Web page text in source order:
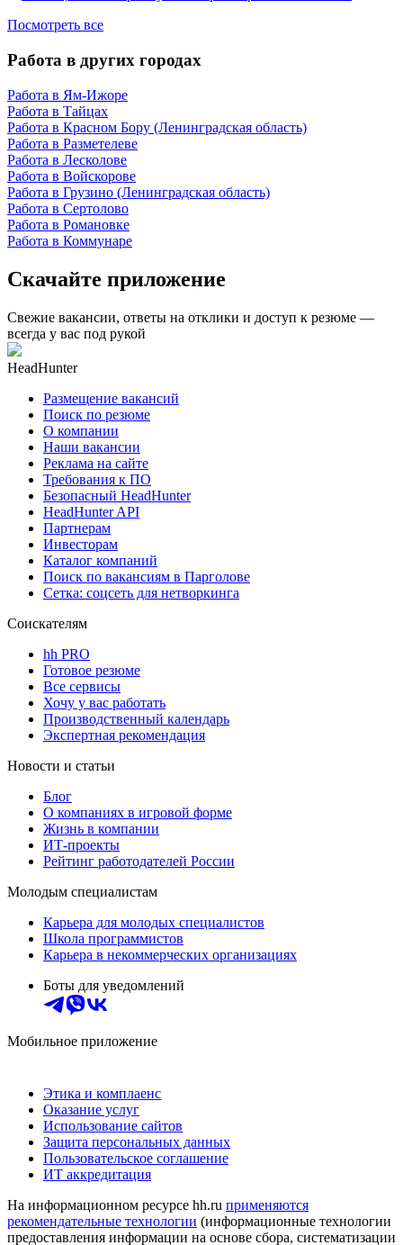
Посмотреть все
Работа в других городах
Работа в Ям-Ижоре
Работа в Тайцах
Работа в Красном Бору (Ленинградская область)
Работа в Разметелеве
Работа в Лесколове
Работа в Войскорове
Работа в Грузино (Ленинградская область)
Работа в Сертолово
Работа в Романовке
Работа в Коммунаре
Скачайте приложение
Свежие вакансии, ответы на отклики и доступ к резюме —
всегда у вас под рукой
HeadHunter
Размещение вакансий
Поиск по резюме
О компании
Наши вакансии
Реклама на сайте
Требования к ПО
Безопасный HeadHunter
HeadHunter API
Партнерам
Инвесторам
Каталог компаний
Поиск по вакансиям в Парголове
Сетка: соцсеть для нетворкинга
Соискателям
hh PRO
Готовое резюме
Все сервисы
Хочу у вас работать
Производственный календарь
Экспертная рекомендация
Новости и статьи
Блог
О компаниях в игровой форме
Жизнь в компании
ИТ-проекты
Рейтинг работодателей России
Молодым специалистам
Карьера для молодых специалистов
Школа программистов
Карьера в некоммерческих организациях
Боты для уведомлений
Мобильное приложение
Этика и комплаенс
Оказание услуг
Использование сайтов
Защита персональных данных
Пользовательское соглашение
ИТ аккредитация
На информационном ресурсе hh.ru применяются
рекомендательные технологии (информационные технологии
предоставления информации на основе сбора, систематизации